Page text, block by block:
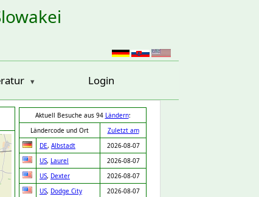
Login
Aktuell Besuche aus 94 Ländern:
Ländercode und Ort
Zuletzt am
DE, Albstadt
2026-08-07
US, Laurel
2026-08-07
US, Dexter
2026-08-07
US, Dodge City
2026-08-07